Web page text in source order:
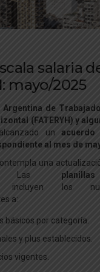
salaria
mayo/2025
Argentina de
(FATERYH) y
un
al mes de
una
Las
incluyen los
a:
básicos por categoría.
y plus establecidos.
vigentes.